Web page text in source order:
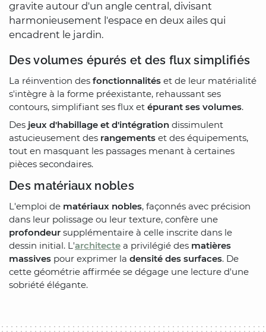
gravite autour d'un angle central, divisant
harmonieusement l'espace en deux ailes qui
encadrent le jardin.
Des volumes épurés et des flux simplifiés
La réinvention des fonctionnalités et de leur matérialité
s'intègre à la forme préexistante, rehaussant ses
contours, simplifiant ses flux et épurant ses volumes.
Des jeux d'habillage et d'intégration dissimulent
astucieusement des rangements et des équipements,
tout en masquant les passages menant à certaines
pièces secondaires.
Des matériaux nobles
L'emploi de matériaux nobles, façonnés avec précision
dans leur polissage ou leur texture, confère une
profondeur supplémentaire à celle inscrite dans le
dessin initial. L'architecte a privilégié des matières
massives pour exprimer la densité des surfaces. De
cette géométrie affirmée se dégage une lecture d'une
sobriété élégante.